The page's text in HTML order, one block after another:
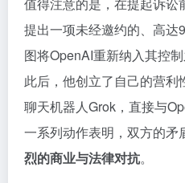
提出一项未经邀约的、高
图将OpenAI重新纳入其控
此后，他创立了自己的营利
聊天机器人Grok，直接与
一系列动作表明，双方的矛
烈的商业与法律对抗。